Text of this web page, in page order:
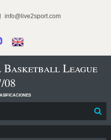
info@live2sport.com
Basketball League
08